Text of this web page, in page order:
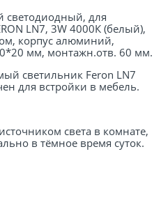
светодиодный, для
LN7, 3W 4000К (белый),
корпус алюминий,
мм, монтажн.отв. 60 мм.
светильник Feron LN7
для встройки в мебель.
света в комнате,
в тёмное время суток.